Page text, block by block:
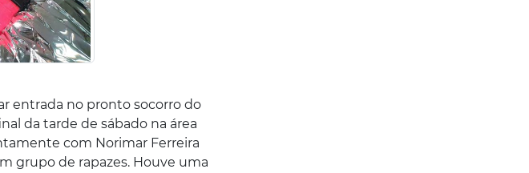
entrada no pronto socorro do
da tarde de sábado na área
com Norimar Ferreira
grupo de rapazes. Houve uma